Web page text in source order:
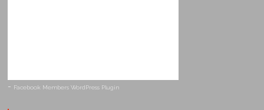
- Facebook Members WordPress Plugin